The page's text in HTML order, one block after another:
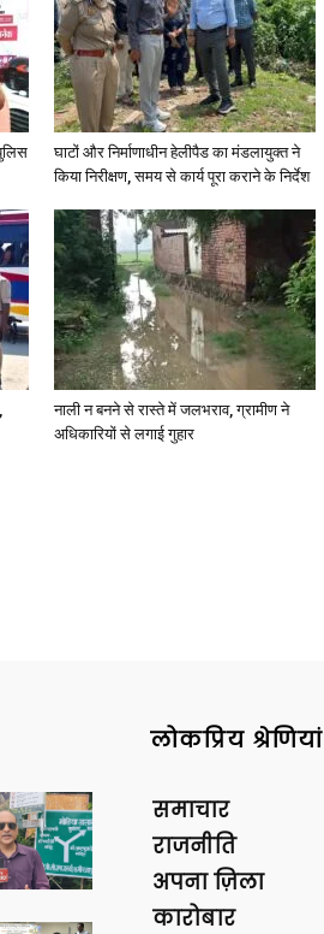
घाटों और निर्माणाधीन हेलीपैड का मंडलायुक्त ने
किया निरीक्षण, समय से कार्य पूरा कराने के निर्देश
नाली न बनने से रास्ते में जलभराव, ग्रामीण ने
अधिकारियों से लगाई गुहार
लोकप्रिय श्रेणियां
समाचार
राजनीति
अपना ज़िला
कारोबार